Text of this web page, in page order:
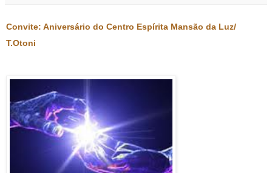
Convite: Aniversário do Centro Espírita Mansão da Luz/
T.Otoni